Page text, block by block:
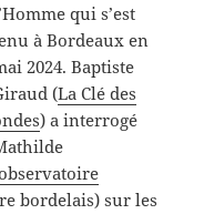
qui s’est
à Bordeaux en
2024. Baptiste
(La Clé des
) a interrogé
bordelais) sur les